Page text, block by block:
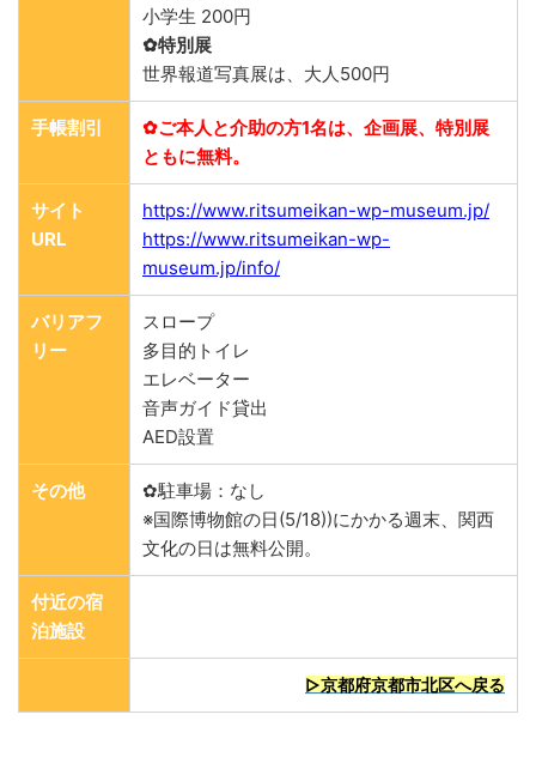
小学生 200円
✿特別展
世界報道写真展は、大人500円
手帳割引
✿ご本人と介助の方1名は、企画展、特別展
ともに無料。
サイト
URL
https://www.ritsumeikan-wp-museum.jp/
https://www.ritsumeikan-wp-
museum.jp/info/
バリアフ
リー
スロープ
多目的トイレ
エレベーター
音声ガイド貸出
AED設置
その他
✿駐車場：なし
※国際博物館の日(5/18))にかかる週末、関西
文化の日は無料公開。
付近の宿
泊施設
▷京都府京都市北区へ戻る